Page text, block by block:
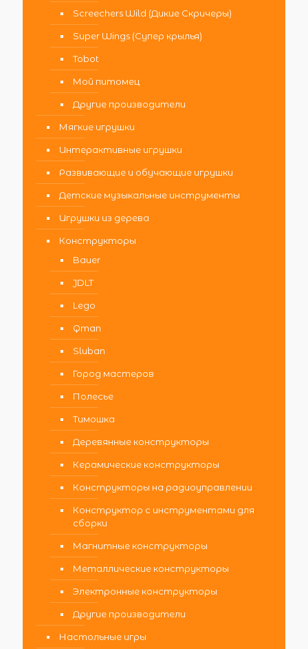
Screechers Wild (Дикие Скричеры)
Super Wings (Супер крылья)
Tobot
Мой питомец
Другие производители
Мягкие игрушки
Интерактивные игрушки
Развивающие и обучающие игрушки
Детские музыкальные инструменты
Игрушки из дерева
Конструкторы
Bauer
JDLT
Lego
Qman
Sluban
Город мастеров
Полесье
Тимошка
Деревянные конструкторы
Керамические конструкторы
Конструкторы на радиоуправлении
Конструктор с инструментами для
сборки
Магнитные конструкторы
Металлические конструкторы
Электронные конструкторы
Другие производители
Настольные игры